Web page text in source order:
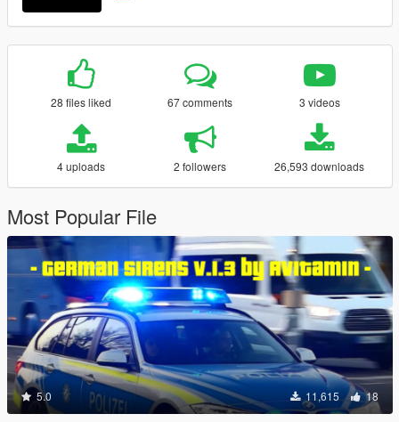
28 files liked 67 comments 3 videos
4 uploads 2 followers 26,593 downloads
Most Popular File
5.0 11,615 18